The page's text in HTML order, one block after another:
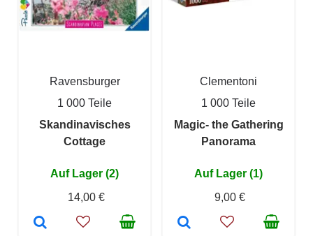
Ravensburger
1 000 Teile
Skandinavisches
Cottage
Auf Lager (2)
14,00 €
Clementoni
1 000 Teile
Magic- the Gathering
Panorama
Auf Lager (1)
9,00 €